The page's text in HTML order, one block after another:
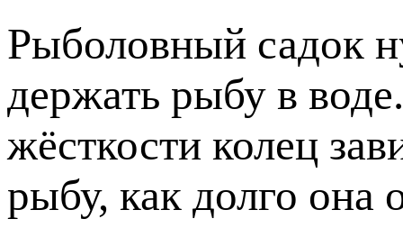
Рыболовный садок
держать рыбу в
жёсткости колец
рыбу, как долго она